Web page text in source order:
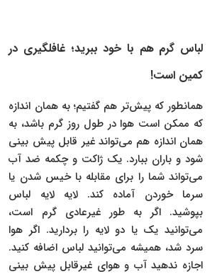
لباس گرم هم با خود ببرید؛ غافلگیری در
کمین است!
همانطور که پیش‌تر هم گفتیم؛ به همان اندازه
که ممکن است هوا در طول روز گرم باشد، به
همان اندازه هم می‌تواند غیر قابل پیش بینی
شود و باران ببارد. یک ژاکت و چکمه ضد آب
می‌تواند شما را برای مقابله با خیس شدن یا
سرما خوردن آماده کند. لایه لایه لباس
بپوشید. اگر به طور غیرعادی گرم است،
می‌توانید یک یا دو لایه را بردارید. اگر هوا
سرد شد، همیشه می‌توانید لباس اضافه کنید.
اجازه ندهید آب و هوای غیرقابل پیش بینی